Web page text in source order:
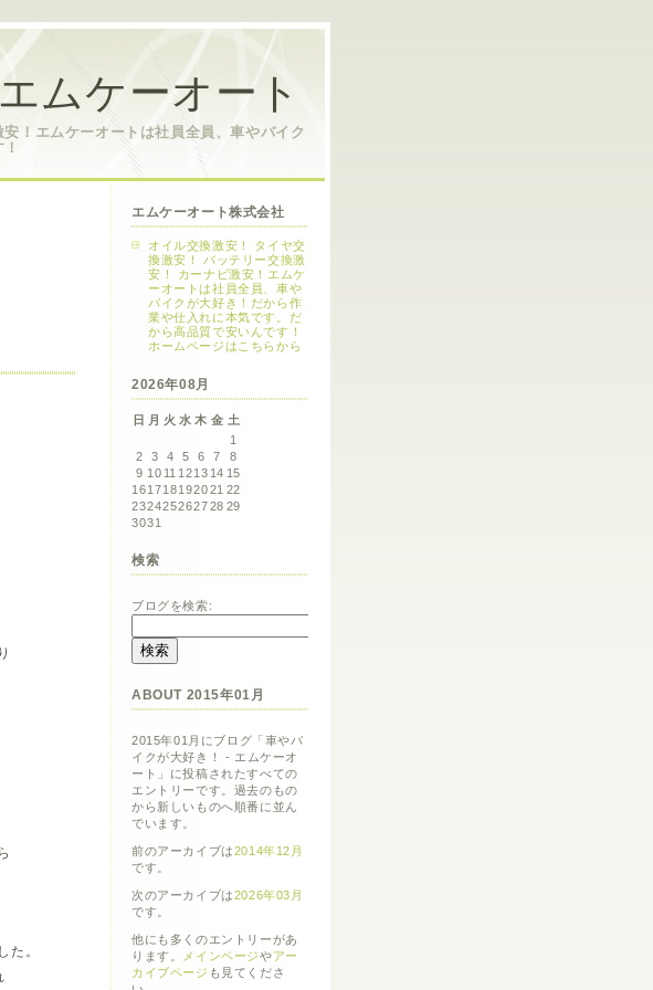
ムケーオート
！エムケーオートは社員全員、車やバイク
た。
エムケーオート株式会社
オイル交換激安！ タイヤ交
換激安！ バッテリー交換激
安！ カーナビ激安！エムケ
ーオートは社員全員、車や
バイクが大好き！だから作
業や仕入れに本気です。だ
から高品質で安いんです！
ホームページはこちらから
2026年08月
日 月 火 水 木 金 土
1
2
3 4 5 6 7
8
9 10 11 1213 14 15
161718192021 22
232425262728 29
3031
検索
ブログを検索:
ABOUT 2015年01月
2015年01月にブログ「車やバ
イクが大好き！ - エムケーオ
ート」に投稿されたすべての
エントリーです。過去のもの
から新しいものへ順番に並ん
でいます。
前のアーカイブは2014年12月
です。
次のアーカイブは2026年03月
です。
他にも多くのエントリーがあ
ります。
メインページやアー
カイブページ も見てくださ